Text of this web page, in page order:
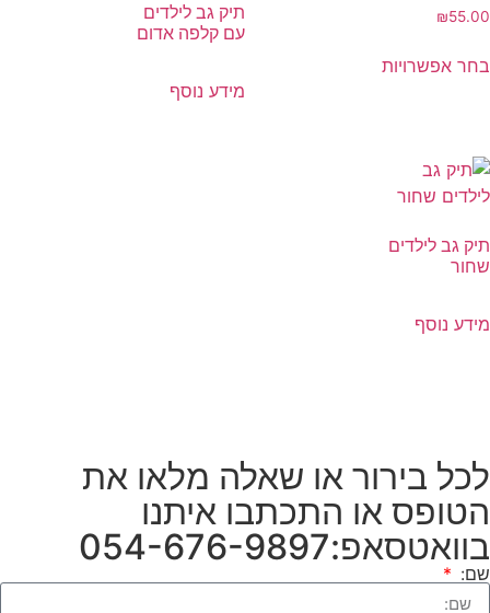
₪55.00
בחר אפשרויות
תיק גב לילדים
עם קלפה אדום
מידע נוסף
תיק גב לילדים
שחור
מידע נוסף
לכל בירור או שאלה מלאו את
הטופס או התכתבו איתנו
בוואטסאפ:054-676-9897
שם: